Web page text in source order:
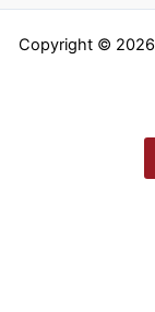
Copyright ©